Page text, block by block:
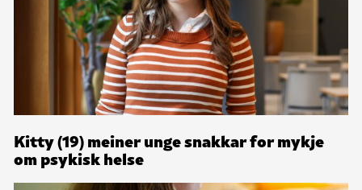
Kitty (19) meiner unge snakkar for mykje
om psykisk helse